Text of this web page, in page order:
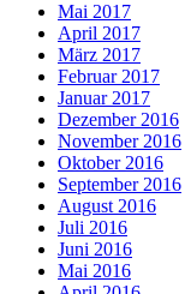
Mai 2017
April 2017
März 2017
Februar 2017
Januar 2017
Dezember 2016
November 2016
Oktober 2016
September 2016
August 2016
Juli 2016
Juni 2016
Mai 2016